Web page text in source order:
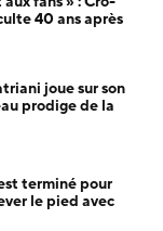
40 ans après
joue sur son
prodige de la
terminé pour
le pied avec